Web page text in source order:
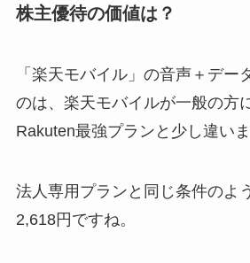
株主優待の価値は？
「楽天モバイル」の音声＋デー
のは、楽天モバイルが一般の方
Rakuten最強プランと少し違いま
法人専用プランと同じ条件のよ
2,618円ですね。